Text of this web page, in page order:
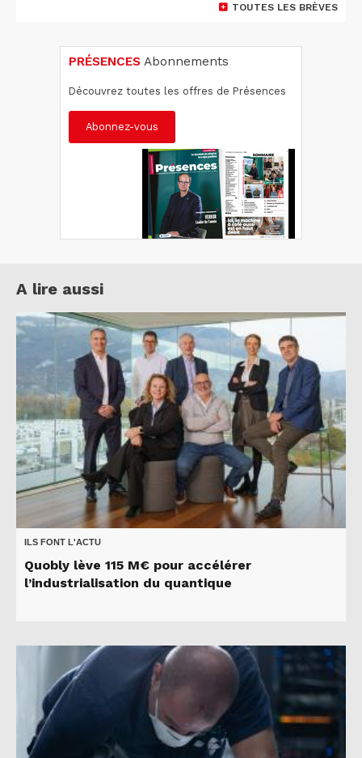
TOUTES LES BRÈVES
PRÉSENCES Abonnements
Découvrez toutes les offres de Présences
Abonnez-vous
A lire aussi
ILS FONT L'ACTU
Quobly lève 115 M€ pour accélérer
l’industrialisation du quantique